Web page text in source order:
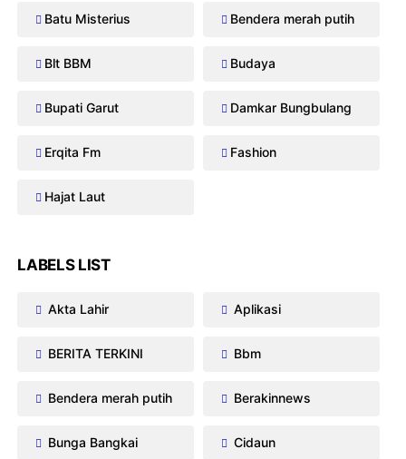
Batu Misterius Bendera merah putih
Blt BBM Budaya
Bupati Garut Damkar Bungbulang
Erqita Fm Fashion
Hajat Laut
LABELS LIST
Akta Lahir Aplikasi
BERITA TERKINI Bbm
Bendera merah putih Berakinnews
Bunga Bangkai Cidaun